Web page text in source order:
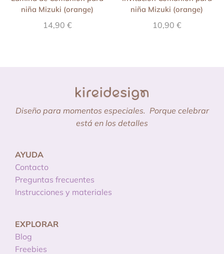
niña Mizuki (orange)
14,90 €
niña Mizuki (orange)
10,90 €
Diseño para momentos especiales. Porque celebrar
está en los detalles
AYUDA
Contacto
Preguntas frecuentes
Instrucciones y materiales
EXPLORAR
Blog
Freebies